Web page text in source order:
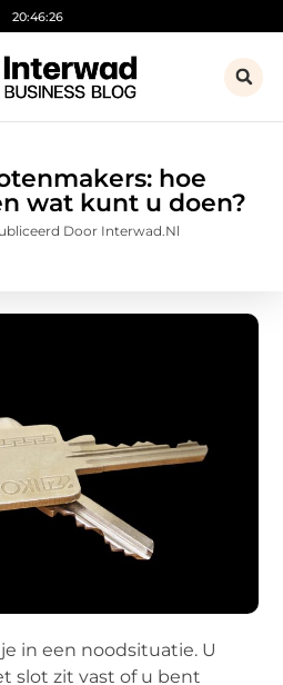
20:46:27
hoe
wat kunt u doen?
Door Interwad.nl
in een noodsituatie. U
slot zit vast of u bent